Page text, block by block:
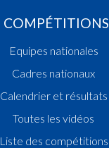
COMPÉTITIONS
Equipes nationales
Cadres nationaux
Calendrier et résultats
Toutes les vidéos
Liste des compétitions